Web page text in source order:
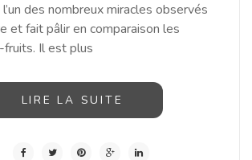
des nombreux miracles observés
et fait pâlir en comparaison les
Il est plus
LIRE LA SUITE